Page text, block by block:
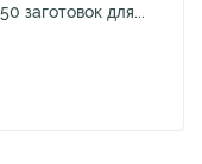
заготовок для...